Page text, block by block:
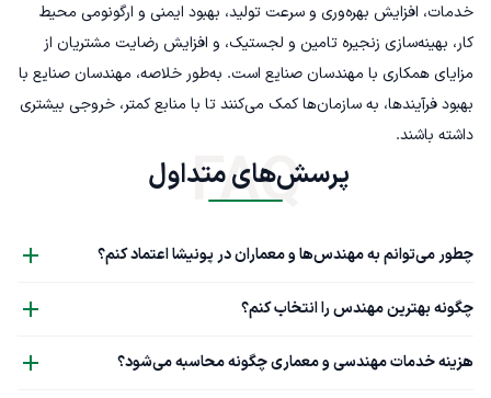
خدمات، افزایش بهره‌وری و سرعت تولید، بهبود ایمنی و ارگونومی محیط
کار، بهینه‌سازی زنجیره تامین و لجستیک، و افزایش رضایت مشتریان از
مزایای همکاری با مهندسان صنایع است. به‌طور خلاصه، مهندسان صنایع با
بهبود فرآیندها، به سازمان‌ها کمک می‌کنند تا با منابع کمتر، خروجی بیشتری
داشته باشند.
پرسش‌های متداول FAQ
چطور می‌توانم به مهندس‌ها و معماران در پونیشا اعتماد کنم؟
چگونه بهترین مهندس را انتخاب کنم؟
هزینه خدمات مهندسی و معماری چگونه محاسبه می‌شود؟